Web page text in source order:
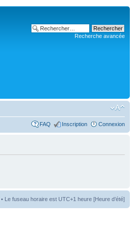
Recherche avancée
FAQ Inscription Connexion
• Le fuseau horaire est UTC+1 heure [Heure d’été]